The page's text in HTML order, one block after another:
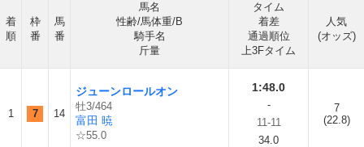
着
順
枠
番
馬
番
馬名
性齢/馬体重/B
騎手名
斤量
タイム
着差
通過順位
上3Fタイム
人気
(オッズ)
1 7 14
ジューンロールオン
牡3/464
富田 暁
☆55.0
1:48.0
-
11-11
34.0
7
(22.8)